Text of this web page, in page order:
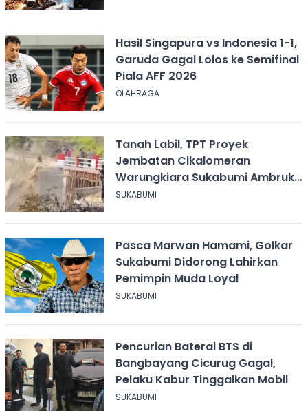
Hasil Singapura vs Indonesia 1-1,
Garuda Gagal Lolos ke Semifinal
Piala AFF 2026
OLAHRAGA
Tanah Labil, TPT Proyek
Jembatan Cikalomeran
Warungkiara Sukabumi Ambruk
Saat Pengurugan
SUKABUMI
Pasca Marwan Hamami, Golkar
Sukabumi Didorong Lahirkan
Pemimpin Muda Loyal
SUKABUMI
Pencurian Baterai BTS di
Bangbayang Cicurug Gagal,
Pelaku Kabur Tinggalkan Mobil
SUKABUMI